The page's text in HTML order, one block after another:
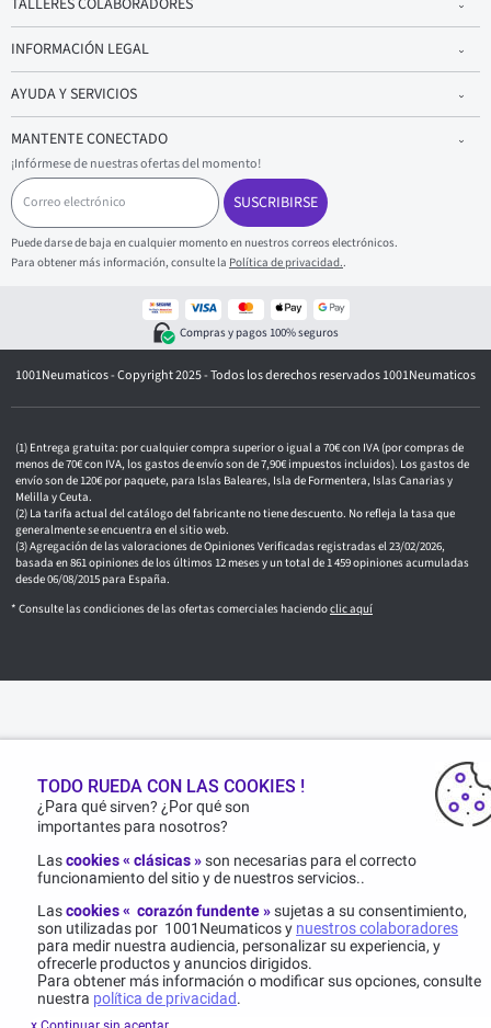
INFORMACIÓN LEGAL
AYUDA Y SERVICIOS
MANTENTE CONECTADO
¡Infórmese de nuestras ofertas del momento!
C
o
r
r
e
o
n
o
SUSCRIBIRSE
Puede darse de baja en cualquier momento en nuestros correos electrónicos.
Para obtener más información, consulte la Política de privacidad..
Compras y pagos 100% seguros
1001Neumaticos - Copyright 2025 - Todos los derechos reservados 1001Neumaticos
Entrega gratuita: por cualquier compra superior o igual a 70€ con IVA (por compras de
menos de 70€ con IVA, los gastos de envío son de 7,90€ impuestos incluidos). Los gastos de
envío son de 120€ por paquete, para Islas Baleares, Isla de Formentera, Islas Canarias y
Melilla y Ceuta.
La tarifa actual del catálogo del fabricante no tiene descuento. No refleja la tasa que
generalmente se encuentra en el sitio web.
Agregación de las valoraciones de Opiniones Verificadas registradas el 23/02/2026,
basada en 861 opiniones de los últimos 12 meses y un total de 1 459 opiniones acumuladas
desde 06/08/2015 para España.
* Consulte las condiciones de las ofertas comerciales haciendoclic aquí
TODO RUEDA CON LAS COOKIES !
¿Para qué sirven? ¿Por qué son
importantes para nosotros?
Lascookies « clásicas »son necesarias para el correcto
funcionamiento del sitio y de nuestros servicios..
Lascookies « corazón fundente »sujetas a su consentimiento,
son utilizadas por 1001Neumaticos y nuestros colaboradores
para medir nuestra audiencia, personalizar su experiencia, y
ofrecerle productos y anuncios dirigidos.
Para obtener más información o modificar sus opciones, consulte
nuestra política de privacidad.